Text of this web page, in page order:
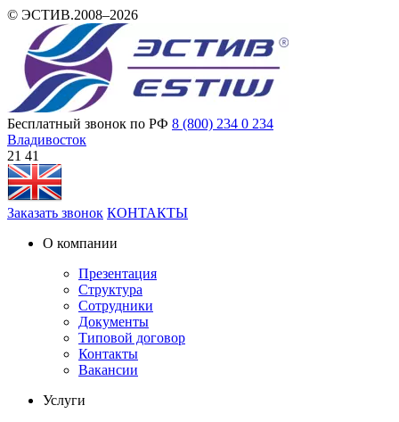
© ЭСТИВ.2008–2026
Бесплатный звонок по РФ 8 (800) 234 0 234
Владивосток
21:41
Заказать звонок КОНТАКТЫ
О компании
Презентация
Структура
Сотрудники
Документы
Типовой договор
Контакты
Вакансии
Услуги